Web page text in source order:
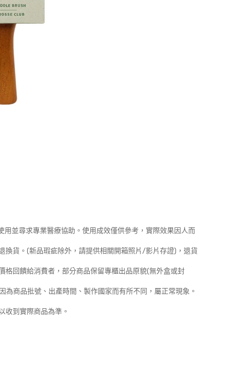
並尋求專業醫療協助。使用成效僅供參考，實際效果因人而
貨。(新品瑕疵除外，請提供相關開箱照片/影片存證)，退貨
格回饋給消費者，部分商品保留專櫃出品原貌(無外盒或封
商品批號、出產時間、製作國家而有所不同，屬正常現象。
收到實際商品為準。